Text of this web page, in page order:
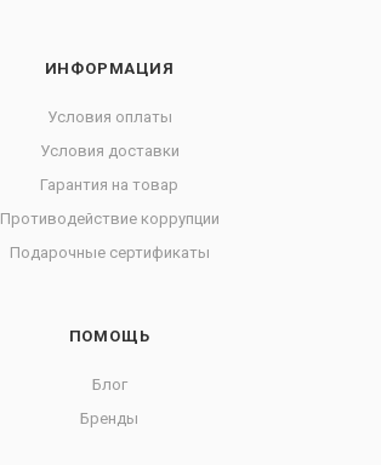
ИНФОРМАЦИЯ
Условия оплаты
Условия доставки
Гарантия на товар
Противодействие коррупции
Подарочные сертификаты
ПОМОЩЬ
Блог
Бренды